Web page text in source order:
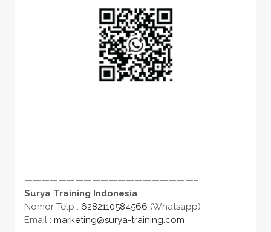
————————————————————–
Surya Training Indonesia
Nomor Telp : 6282110584566 (Whatsapp)
Email : marketing@surya-training.com